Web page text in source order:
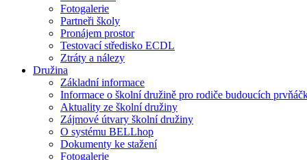
Fotogalerie
Partneři školy
Pronájem prostor
Testovací středisko ECDL
Ztráty a nálezy
Družina
Základní informace
Informace o školní družině pro rodiče budoucích
Aktuality ze školní družiny
Zájmové útvary školní družiny
O systému BELLhop
Dokumenty ke stažení
Fotogalerie